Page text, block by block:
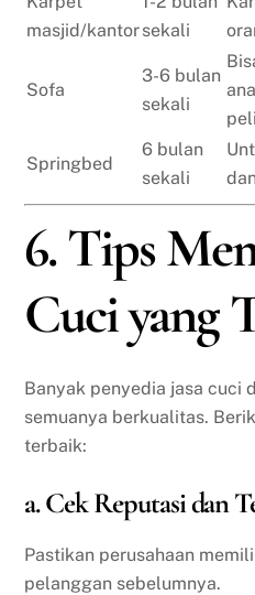
masjid/kantorsekali
Sofa
3-6 bulan
sekali
Springbed
6 bulan
sekali
6. Tips
Cuci yang
Banyak penyedia jasa cuci
semuanya berkualitas.
terbaik:
a. Cek Reputasi dan
Pastikan perusahaan
pelanggan sebelumnya.